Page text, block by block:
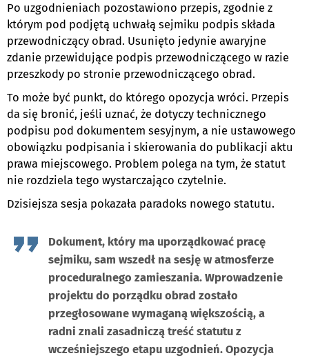
Po uzgodnieniach pozostawiono przepis, zgodnie z
którym pod podjętą uchwałą sejmiku podpis składa
przewodniczący obrad. Usunięto jedynie awaryjne
zdanie przewidujące podpis przewodniczącego w razie
przeszkody po stronie przewodniczącego obrad.
To może być punkt, do którego opozycja wróci. Przepis
da się bronić, jeśli uznać, że dotyczy technicznego
podpisu pod dokumentem sesyjnym, a nie ustawowego
obowiązku podpisania i skierowania do publikacji aktu
prawa miejscowego. Problem polega na tym, że statut
nie rozdziela tego wystarczająco czytelnie.
Dzisiejsza sesja pokazała paradoks nowego statutu.
Dokument, który ma uporządkować pracę
sejmiku, sam wszedł na sesję w atmosferze
proceduralnego zamieszania. Wprowadzenie
projektu do porządku obrad zostało
przegłosowane wymaganą większością, a
radni znali zasadniczą treść statutu z
wcześniejszego etapu uzgodnień. Opozycja